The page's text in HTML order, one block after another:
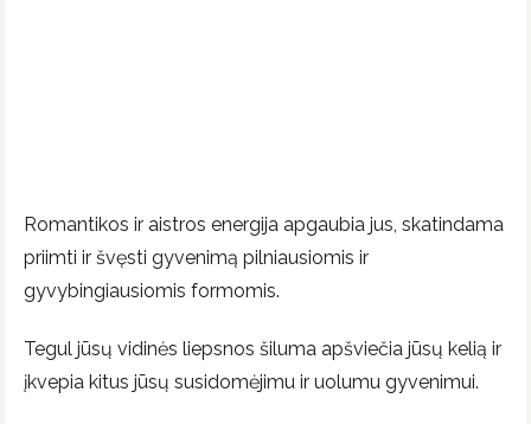
Romantikos ir aistros energija apgaubia jus, skatindama
priimti ir švęsti gyvenimą pilniausiomis ir
gyvybingiausiomis formomis.
Tegul jūsų vidinės liepsnos šiluma apšviečia jūsų kelią ir
įkvepia kitus jūsų susidomėjimu ir uolumu gyvenimui.